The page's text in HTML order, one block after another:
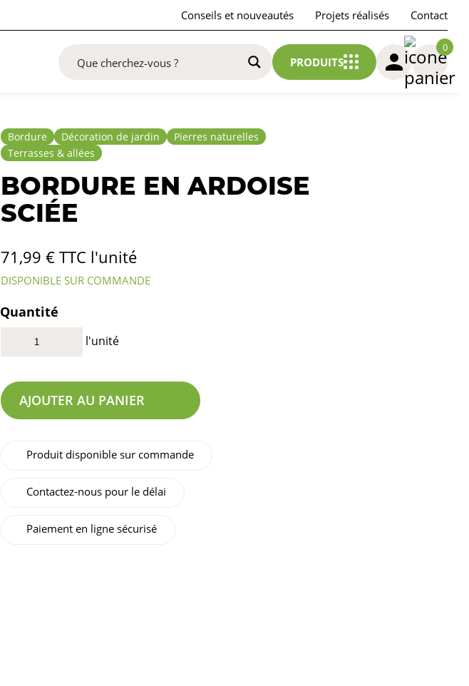
Conseils et nouveautés Projets réalisés Contact
PRODUITS
0
Bordure Décoration de jardin
Pierres naturelles
Terrasses & allées
BORDURE EN ARDOISE
SCIÉE
71,99 € TTC l'unité
DISPONIBLE SUR COMMANDE
Quantité
l'unité
AJOUTER AU PANIER
Produit disponible sur commande
Contactez-nous pour le délai
Paiement en ligne sécurisé